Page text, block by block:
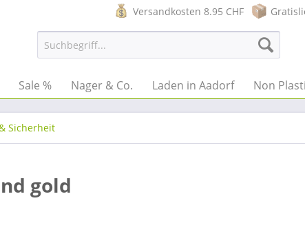
Versandkosten 8.95 CHF
Sale % Nager & Co. Laden in Aadorf Non
Sicherheit
gold